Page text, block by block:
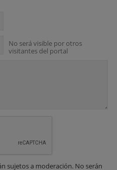
No será visible por otros
visitantes del portal
sujetos a moderación. No serán